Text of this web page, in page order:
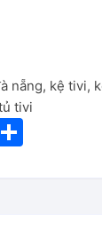
nẵng, kệ tivi,
tivi
S